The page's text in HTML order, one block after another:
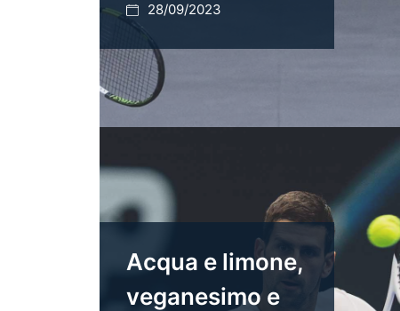
28/09/2023
Acqua e limone,
veganesimo e